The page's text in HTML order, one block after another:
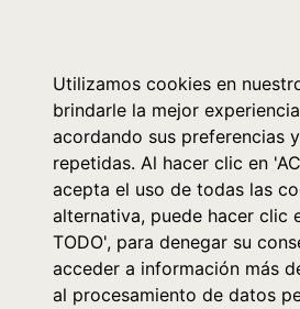
Utilizamos cookies en
brindarle la mejor
acordando sus preferencias
repetidas. Al hacer clic en
acepta el uso de todas las
alternativa, puede hacer clic
TODO', para denegar su
acceder a información más
al procesamiento de datos